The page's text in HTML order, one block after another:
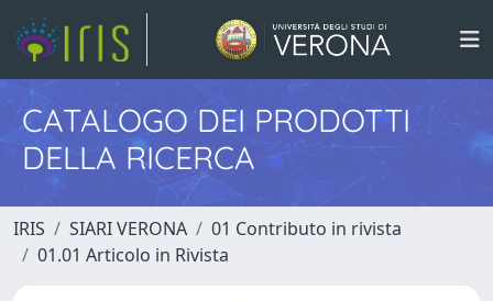
CATALOGO DEI PRODOTTI
DELLA RICERCA
IRIS SIARI VERONA
01 Contributo in rivista
01.01 Articolo in Rivista